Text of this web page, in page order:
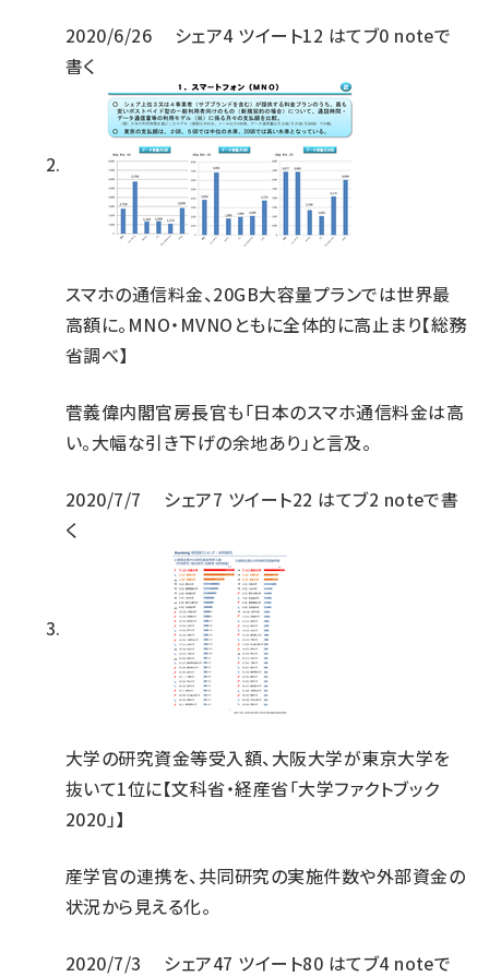
2020/6/26 シェア4 ツイート12 はてブ0 noteで
書く
スマホの通信料金、20GB大容量プランでは世界最
高額に。MNO・MVNOともに全体的に高止まり【総務
省調べ】
菅義偉内閣官房長官も「日本のスマホ通信料金は高
い。大幅な引き下げの余地あり」と言及。
2020/7/7 シェア7 ツイート22 はてブ2 noteで書
く
大学の研究資金等受入額、大阪大学が東京大学を
抜いて1位に【文科省・経産省「大学ファクトブック
2020」】
産学官の連携を、共同研究の実施件数や外部資金の
状況から見える化。
2020/7/3 シェア47 ツイート80 はてブ4 noteで